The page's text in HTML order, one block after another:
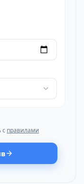
с правилами